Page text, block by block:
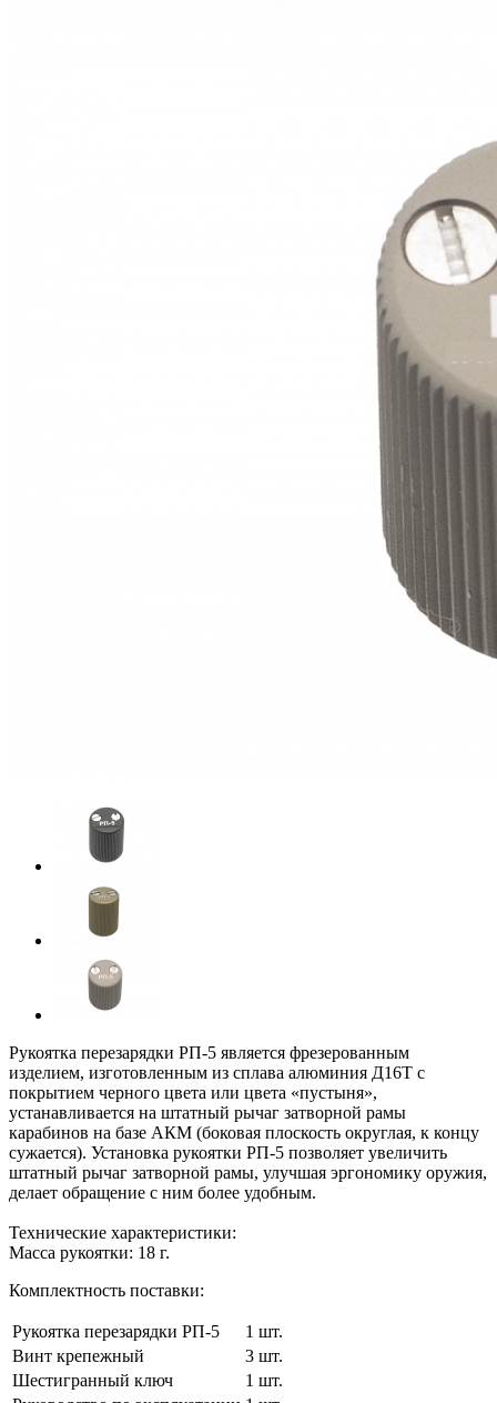
Рукоятка перезарядки РП-5 является фрезерованным
изделием, изготовленным из сплава алюминия Д16Т с
покрытием черного цвета или цвета «пустыня»,
устанавливается на штатный рычаг затворной рамы
карабинов на базе АКМ (боковая плоскость округлая, к концу
сужается). Установка рукоятки РП-5 позволяет увеличить
штатный рычаг затворной рамы, улучшая эргономику оружия,
делает обращение с ним более удобным.
Технические характеристики:
Масса рукоятки: 18 г.
Комплектность поставки:
Рукоятка перезарядки РП-5
1 шт.
Винт крепежный
3 шт.
Шестигранный ключ
1 шт.